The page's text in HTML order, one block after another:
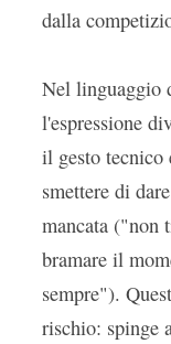
dalla
Nel linguaggio
l'espressione
il gesto tecnico
smettere di
mancata ("non
bramare il
sempre").
rischio: spinge